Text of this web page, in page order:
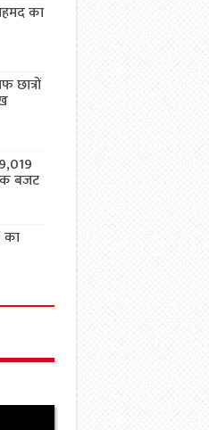
का
छात्रों
बजट